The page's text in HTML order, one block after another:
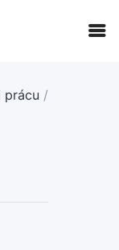
prácu /